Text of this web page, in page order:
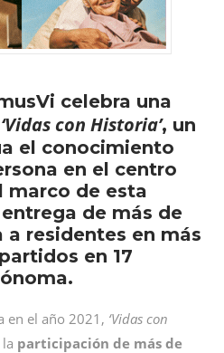
celebra una
‘Vidas con Historia’, un
el conocimiento
en el centro
marco de esta
de más de
residentes en más
en 17
en el año 2021, ‘Vidas con
participación de más de